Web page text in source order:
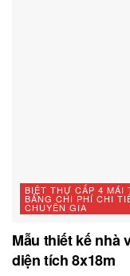
BIỆT THỰ CẤP 4 MÁI
BẢNG CHI PHÍ CHI
CHUYÊN GIA
Mẫu thiết kế nhà
diện tích 8x18m